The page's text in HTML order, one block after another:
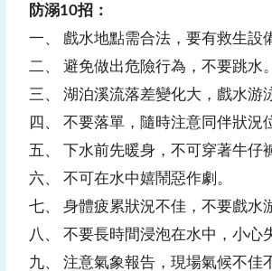
防溺10招：
一、 戲水地點需合法，要有救生設
二、 避免做出危險行為，不要跳水。
三、 湖泊溪流落差變化大，戲水游
四、 不要落單，隨時注意同伴狀況
五、 下水前先暖身，不可穿著牛仔
六、 不可在水中嬉鬧惡作劇。
七、 身體疲累狀況不佳，不要戲水
八、 不要長時間浸泡在水中，小心
九、 注意氣象報告，現場氣候不佳